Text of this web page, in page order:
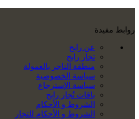
روابط مفيدة
عن رابح
تجار رابح
منطقة التاجر بالعمولة
سياسة الخصوصية
سياسة الإسترجاع
باقات تُجار رابح
الشروط و الأحكام
الشروط و الأحكام للتجار